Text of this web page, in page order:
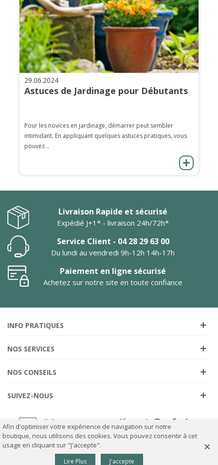
29.06.2024
Astuces de Jardinage pour Débutants
Pour les novices en jardinage, démarrer peut sembler
intimidant. En appliquant quelques astuces pratiques, vous
pouvez...
Livraison Rapide et sécurisé
Expédié J+1* - livraison 24h/72h*
Service Client - 04 28 29 63 00
Du lundi au vendredi 9h-12h 14h-17h
Paiement en ligne sécurisé
Achetez sur notre site en toute confiance
INFO PRATIQUES
NOS SERVICES
NOS CONSEILS
SUIVEZ-NOUS
0
Afin d'optimiser votre expérience de navigation sur notre
boutique, nous utilisons des cookies. Vous pouvez consentir à cet
usage en cliquant sur "J'accepte".
Lire Plus J'accepte
×